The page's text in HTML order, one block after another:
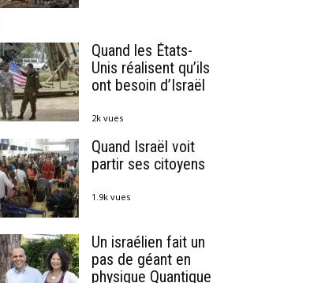
Quand les États-
Unis réalisent qu’ils
ont besoin d’Israël
2k vues
Quand Israël voit
partir ses citoyens
1.9k vues
Un israélien fait un
pas de géant en
physique Quantique